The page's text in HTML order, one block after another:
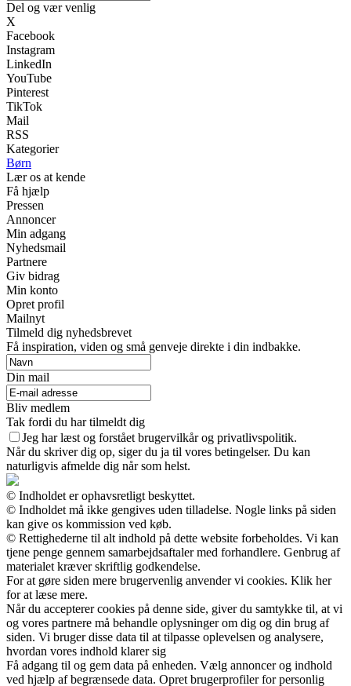
Del og vær venlig
X
Facebook
Instagram
LinkedIn
YouTube
Pinterest
TikTok
Mail
RSS
Kategorier
Børn
Lær os at kende
Få hjælp
Pressen
Annoncer
Min adgang
Nyhedsmail
Partnere
Giv bidrag
Min konto
Opret profil
Mailnyt
Tilmeld dig nyhedsbrevet
Få inspiration, viden og små genveje direkte i din indbakke.
Din mail
Bliv medlem
Tak fordi du har tilmeldt dig
Jeg har læst og forstået brugervilkår og privatlivspolitik.
Når du skriver dig op, siger du ja til vores betingelser. Du kan
naturligvis afmelde dig når som helst.
© Indholdet er ophavsretligt beskyttet.
© Indholdet må ikke gengives uden tilladelse. Nogle links på siden
kan give os kommission ved køb.
© Rettighederne til alt indhold på dette website forbeholdes. Vi kan
tjene penge gennem samarbejdsaftaler med forhandlere. Genbrug af
materialet kræver skriftlig godkendelse.
For at gøre siden mere brugervenlig anvender vi cookies. Klik her
for at læse mere.
Når du accepterer cookies på denne side, giver du samtykke til, at vi
og vores partnere må behandle oplysninger om dig og din brug af
siden. Vi bruger disse data til at tilpasse oplevelsen og analysere,
hvordan vores indhold klarer sig
Få adgang til og gem data på enheden. Vælg annoncer og indhold
ved hjælp af begrænsede data. Opret brugerprofiler for personlig